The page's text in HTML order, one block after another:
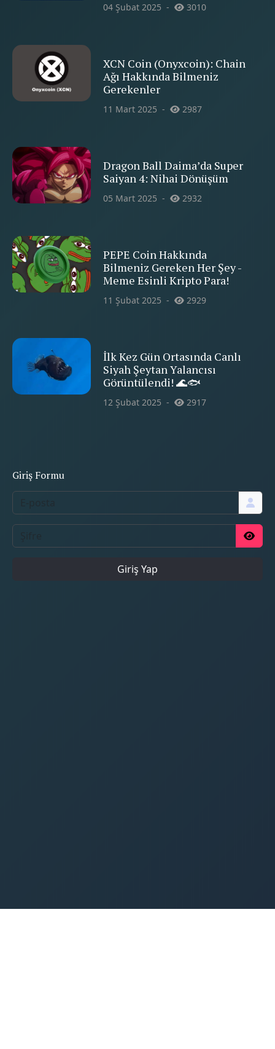
04 Şubat 2025 3010
XCN Coin (Onyxcoin): Chain
Ağı Hakkında Bilmeniz
Gerekenler
11 Mart 2025 2987
Dragon Ball Daima’da Super
Saiyan 4: Nihai Dönüşüm
05 Mart 2025 2932
PEPE Coin Hakkında
Bilmeniz Gereken Her Şey -
Meme Esinli Kripto Para!
11 Şubat 2025 2929
İlk Kez Gün Ortasında Canlı
Siyah Şeytan Yalancısı
Görüntülendi! 🌊🐟
12 Şubat 2025 2917
Giriş Formu
Giriş Yap